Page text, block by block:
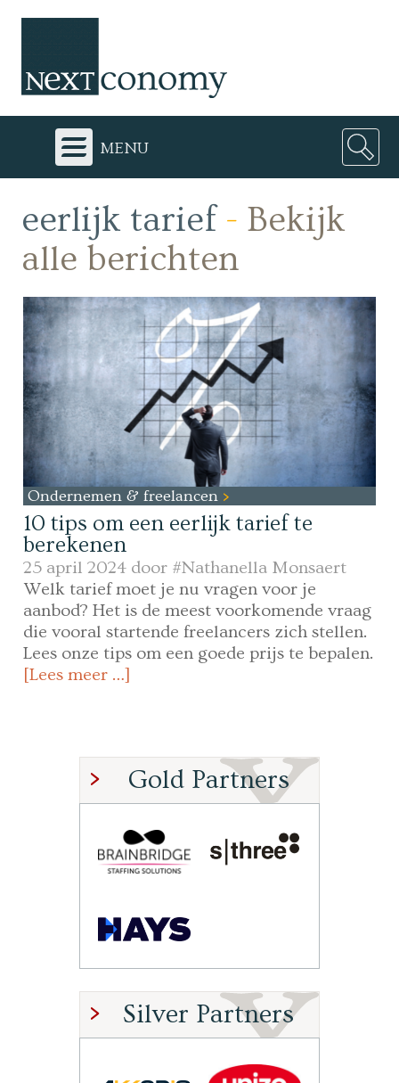
menu
eerlijk tarief - Bekijk
alle berichten
Ondernemen & freelancen
10 tips om een eerlijk tarief te
berekenen
25 april 2024 door #Nathanella Monsaert
Welk tarief moet je nu vragen voor je
aanbod? Het is de meest voorkomende vraag
die vooral startende freelancers zich stellen.
Lees onze tips om een goede prijs te bepalen.
[Lees meer …]
Gold Partners
Silver Partners